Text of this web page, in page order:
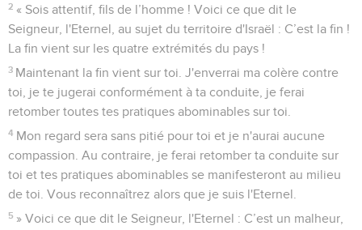
2 « Sois attentif, fils de l’homme ! Voici ce que dit le
Seigneur, l'Eternel, au sujet du territoire d'Israël : C’est la fin !
La fin vient sur les quatre extrémités du pays !
3 Maintenant la fin vient sur toi. J'enverrai ma colère contre
toi, je te jugerai conformément à ta conduite, je ferai
retomber toutes tes pratiques abominables sur toi.
4 Mon regard sera sans pitié pour toi et je n'aurai aucune
compassion. Au contraire, je ferai retomber ta conduite sur
toi et tes pratiques abominables se manifesteront au milieu
de toi. Vous reconnaîtrez alors que je suis l'Eternel.
5 » Voici ce que dit le Seigneur, l'Eternel : C’est un malheur,